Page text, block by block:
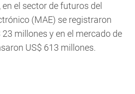
el sector de futuros del
(MAE) se registraron
millones y en el mercado de
US$ 613 millones.